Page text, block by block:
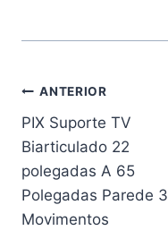
Navegação
de
Post
ANTERIOR
PIX Suporte TV
Biarticulado 22
polegadas A 65
Polegadas Parede 3
Movimentos